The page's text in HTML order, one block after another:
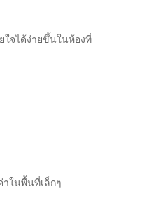
ใจได้ง่ายขึ้นในห้องที่
ในพื้นที่เล็กๆ